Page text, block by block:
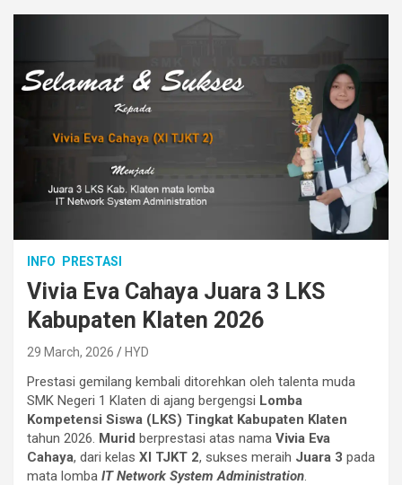
INFO PRESTASI
Vivia Eva Cahaya Juara 3 LKS
Kabupaten Klaten 2026
29 March, 2026 HYD
Prestasi gemilang kembali ditorehkan oleh talenta muda
SMK Negeri 1 Klaten di ajang bergengsi Lomba
Kompetensi Siswa (LKS) Tingkat Kabupaten Klaten
tahun 2026. Murid berprestasi atas nama Vivia Eva
Cahaya, dari kelas XI TJKT 2, sukses meraih Juara 3 pada
mata lomba IT Network System Administration.